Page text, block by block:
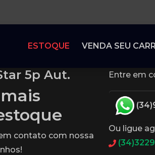
ESTOQUE VENDA SEU
5p Aut.
contato com nossa
Entre em
Ou ligue